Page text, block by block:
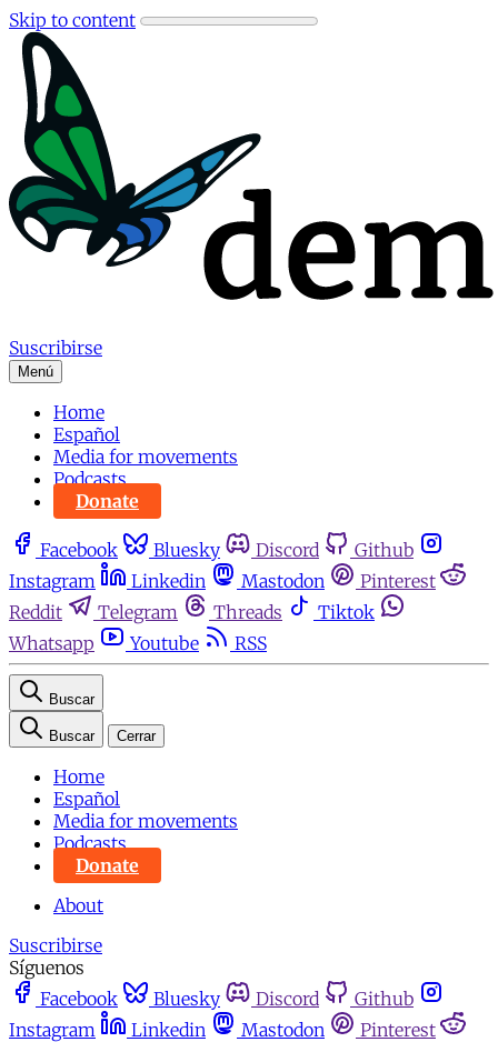
Skip to content
Suscribirse
Menú
Home
Español
Media for movements
Podcasts
Donate
Facebook Bluesky Discord
Github
Instagram
Linkedin Mastodon
Pinterest
Reddit
Telegram Threads
Tiktok
Whatsapp
Youtube RSS
Buscar
Buscar Cerrar
Home
Español
Media for movements
Podcasts
Donate
About
Suscribirse
Síguenos
Facebook
Bluesky Discord
Github
Instagram
Linkedin Mastodon
Pinterest